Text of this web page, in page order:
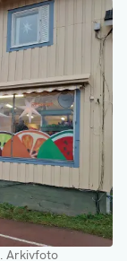
. Arkivfoto